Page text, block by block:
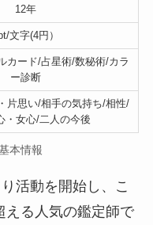
12年
文字(4円）
カード/占星術/数秘術/カラ
ー診断
片思い/相手の気持ち/相性/
・女心/二人の今後
本情報
活動を開始し、こ
える人気の鑑定師で